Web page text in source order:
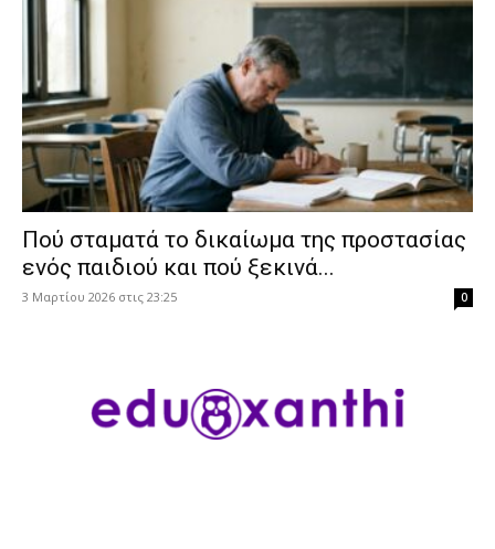
Πού σταματά το δικαίωμα της προστασίας
ενός παιδιού και πού ξεκινά...
3 Μαρτίου 2026 στις 23:25 0